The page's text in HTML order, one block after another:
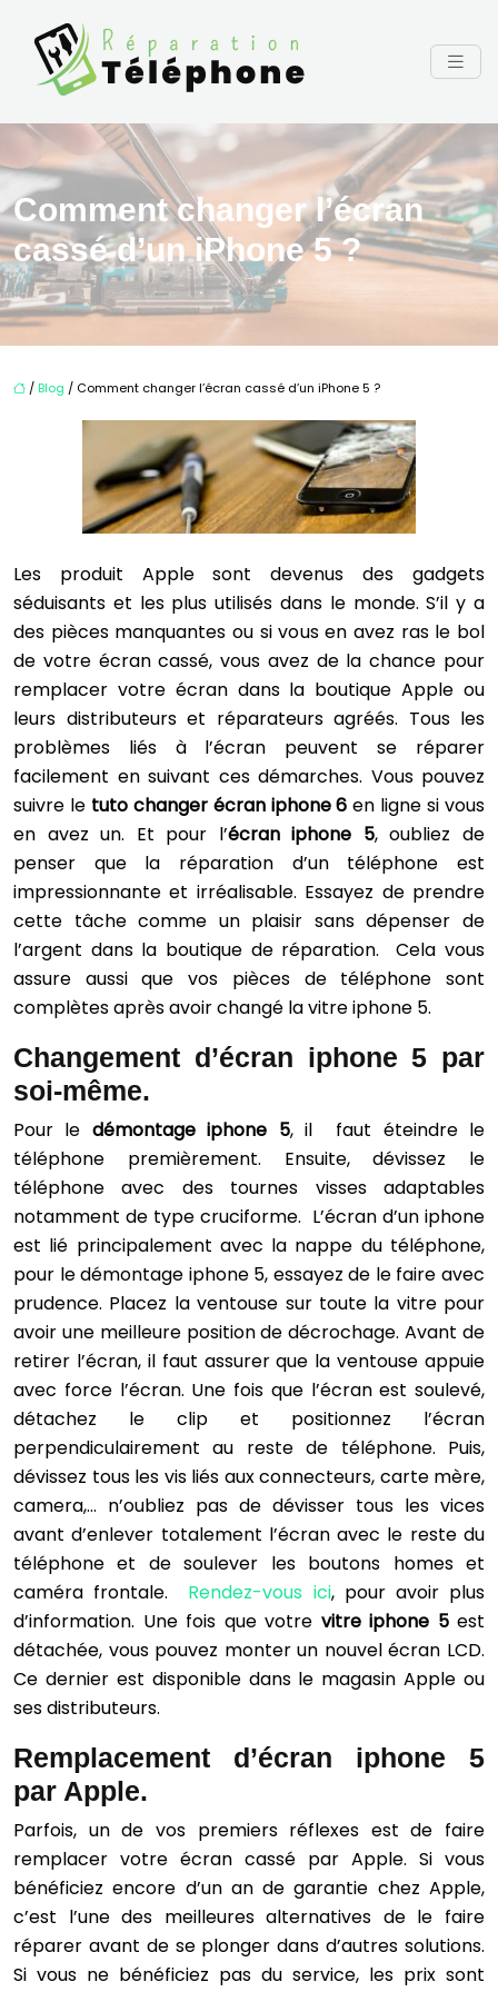
Comment changer l’écran
cassé d’un iPhone 5 ?
/ Blog / Comment changer l’écran cassé d’un iPhone 5 ?
Les produit Apple sont devenus des gadgets
séduisants et les plus utilisés dans le monde. S’il y a
des pièces manquantes ou si vous en avez ras le bol
de votre écran cassé, vous avez de la chance pour
remplacer votre écran dans la boutique Apple ou
leurs distributeurs et réparateurs agréés. Tous les
problèmes liés à l’écran peuvent se réparer
facilement en suivant ces démarches. Vous pouvez
suivre le tuto changer écran iphone 6 en ligne si vous
en avez un. Et pour l’écran iphone 5, oubliez de
penser que la réparation d’un téléphone est
impressionnante et irréalisable. Essayez de prendre
cette tâche comme un plaisir sans dépenser de
l’argent dans la boutique de réparation. Cela vous
assure aussi que vos pièces de téléphone sont
complètes après avoir changé la vitre iphone 5.
Changement d’écran iphone 5 par
soi-même.
Pour le démontage iphone 5, il faut éteindre le
téléphone premièrement. Ensuite, dévissez le
téléphone avec des tournes visses adaptables
notamment de type cruciforme. L’écran d’un iphone
est lié principalement avec la nappe du téléphone,
pour le démontage iphone 5, essayez de le faire avec
prudence. Placez la ventouse sur toute la vitre pour
avoir une meilleure position de décrochage. Avant de
retirer l’écran, il faut assurer que la ventouse appuie
avec force l’écran. Une fois que l’écran est soulevé,
détachez le clip et positionnez l’écran
perpendiculairement au reste de téléphone. Puis,
dévissez tous les vis liés aux connecteurs, carte mère,
camera,… n’oubliez pas de dévisser tous les vices
avant d’enlever totalement l’écran avec le reste du
téléphone et de soulever les boutons homes et
caméra frontale. Rendez-vous ici, pour avoir plus
d’information. Une fois que votre vitre iphone 5est
détachée, vous pouvez monter un nouvel écran LCD.
Ce dernier est disponible dans le magasin Apple ou
ses distributeurs.
Remplacement d’écran iphone 5
par Apple.
Parfois, un de vos premiers réflexes est de faire
remplacer votre écran cassé par Apple. Si vous
bénéficiez encore d’un an de garantie chez Apple,
c’est l’une des meilleures alternatives de le faire
réparer avant de se plonger dans d’autres solutions.
Si vous ne bénéficiez pas du service, les prix sont